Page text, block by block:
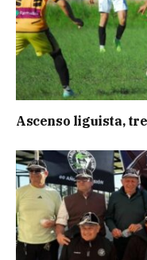
Ascenso liguista,